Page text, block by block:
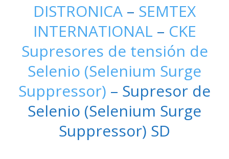
DISTRONICA – SEMTEX
INTERNATIONAL – CKE
Supresores de tensión de
Selenio (Selenium Surge
Suppressor) – Supresor de
Selenio (Selenium Surge
Suppressor) SD